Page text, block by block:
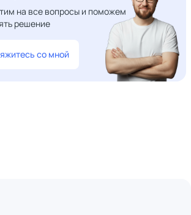
на все вопросы и поможем
решение
со мной